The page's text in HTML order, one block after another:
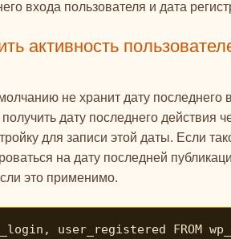
входа пользователя и дата
активность
не хранит дату последнего
дату последнего действия
для записи этой даты. Если
на дату последней
это применимо.
user_registered FROM